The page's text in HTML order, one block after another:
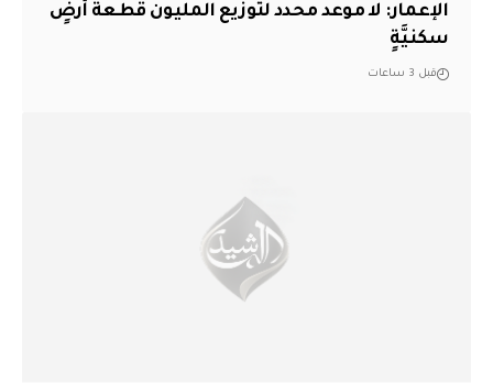
الإعمار: لا موعد محدد لتوزيع المليون قطعة أرضٍ
سكنيَّةٍ
قبل 3 ساعات